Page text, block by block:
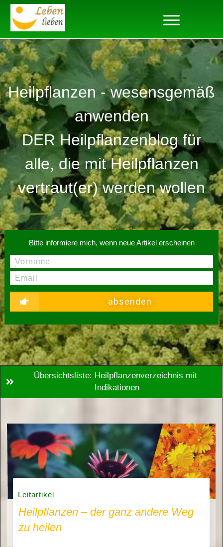
Heilpflanzen - wesensgemäß
anwenden
DER Heilpflanzenblog für
alle, die mit Heilpflanzen
vertraut(er) werden wollen
Bitte informiere mich, wenn neue Artikel erscheinen
absenden
Übersichtsliste: Heilpflanzenverzeichnis mit
Indikationen
Leitartikel
Heilpflanzen – der ganz andere Weg
zu heilen